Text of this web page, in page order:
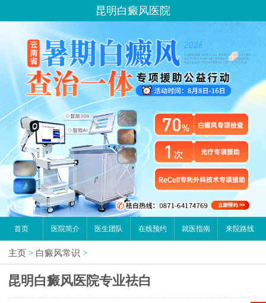
昆明白癜风医院
首页 医院简介 医生团队 在线预约 就医指南 来院路线
主页 > 白癜风常识 >
昆明白癜风医院专业祛白